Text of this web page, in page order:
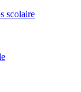
scolaire